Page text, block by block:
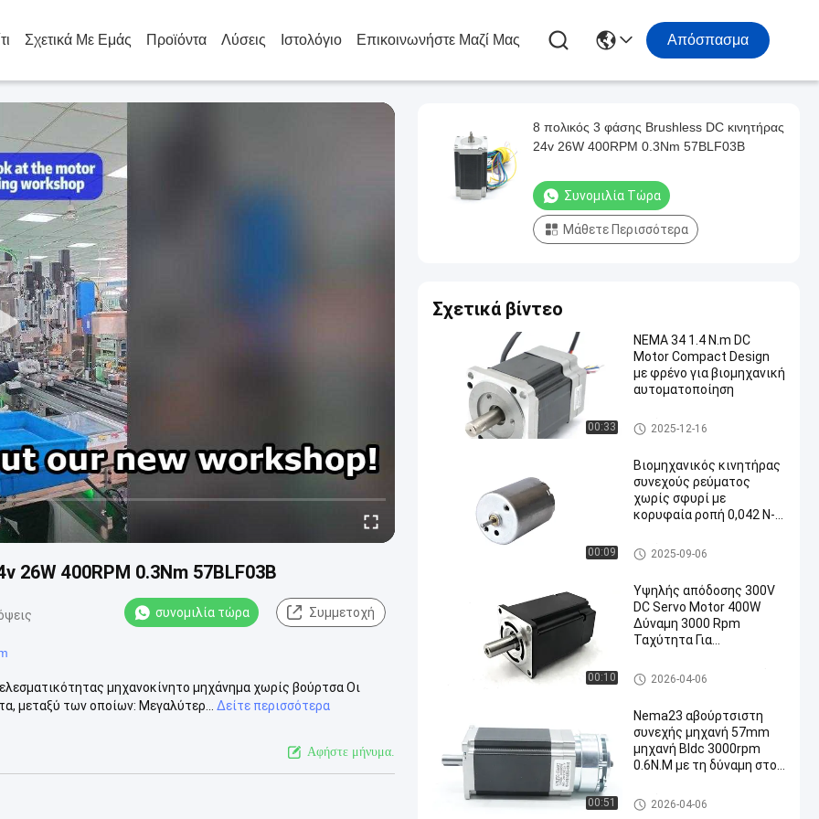
Σχετικά Με Εμάς Προϊόντα Λύσεις Ιστολόγιο Επικοινωνήστε Μαζί Μας Απόσπασμα
26W 400RPM 0.3Nm 57BLF03B
συνομιλία τώρα Συμμετοχή
μηχανοκίνητο μηχάνημα χωρίς βούρτσα Οι
μεταξύ των οποίων: Μεγαλύτερ...
Δείτε περισσότερα
Αφήστε μήνυμα.
8 πολικός 3 φάσης Brushless DC κινητήρας
24v 26W 400RPM 0.3Nm 57BLF03B
Συνομιλία Τώρα
Μάθετε Περισσότερα
Σχετικά βίντεο
00:33
NEMA 34 1.4 N.m DC
Motor Compact Design
με φρένο για βιομηχανική
αυτοματοποίηση
Αβούρτσιστη ΣΥΝΕΧΗΣ μηχα
νή
2025-12-16
00:09
Βιομηχανικός κινητήρας
συνεχούς ρεύματος
χωρίς σφυρί με
κορυφαία ροπή 0,042 N-
μόνωσης Β
Αβούρτσιστη ΣΥΝΕΧΗΣ μηχα
νή
2025-09-06
00:10
Υψηλής απόδοσης 300V
DC Servo Motor 400W
Δύναμη 3000 Rpm
Ταχύτητα Για
Σερβο μηχανή εναλλασσόμε
νου ρεύματος
2026-04-06
00:51
Nema23 αβούρτσιστη
συνεχής μηχανή 57mm
μηχανή Bldc 3000rpm
0.6N.M με τη δύναμη στο
Αβούρτσιστη ΣΥΝΕΧΗΣ μηχα
νή
2026-04-06